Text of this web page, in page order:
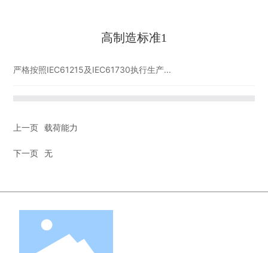
高制造标准1
严格按照IEC61215及IEC61730执行生产...
上一页 载荷能力
下一页 无